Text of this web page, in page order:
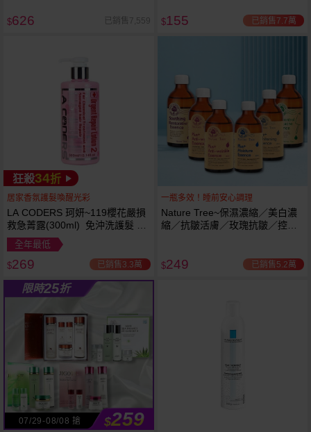
$626 已銷售7,559 $155 已銷售7.7萬
狂殺34折
居家香氛護髮喚醒光彩
LA CODERS 珂妍~119櫻花嚴損
救急菁露(300ml) 免沖洗護髮 蕾
舒法克
全年最低
$269 已銷售3.3萬
一瓶多效！睡前安心調理
Nature Tree~保濕濃縮／美白濃
縮／抗皺活膚／玫瑰抗皺／控油
$249 已銷售5.2萬
限時25折
07/29-08/08 搶 $259